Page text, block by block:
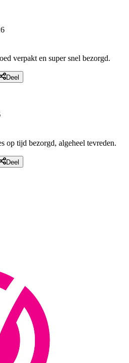
verpakt en super snel bezorgd.
Deel
op tijd bezorgd, algeheel tevreden.
Deel